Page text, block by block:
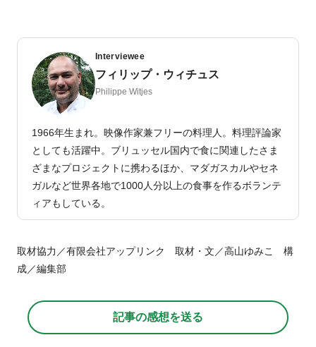
Interviewee
フィリップ・ウィチュス
Philippe Witjes
1966年生まれ。映像作家兼フリーの料理人。料理評論家
としても活躍中。ブリュッセル国内で食に関連したさま
ざまなプロジェクトに携わるほか、マダガスカルやセネ
ガルなど世界各地で1000人分以上の食事を作るボランテ
ィアもしている。
取材協力／有限会社アップリンク 取材・文／高山ゆみこ 構
成／編集部
記事の感想を送る